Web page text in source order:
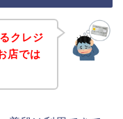
クレジ
店では